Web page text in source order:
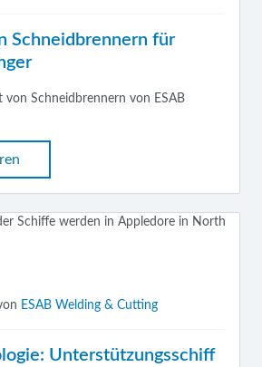
Schneidbrennern für
von Schneidbrennern von ESAB
ESAB Welding & Cutting
Unterstützungsschiff